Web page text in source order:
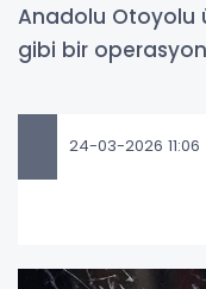
Anadolu Otoyolu
gibi bir
24-03-2026 11:06